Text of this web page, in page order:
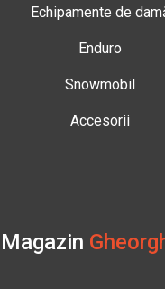
Echipamente de
Enduro
Snowmobil
Accesorii
Magazin